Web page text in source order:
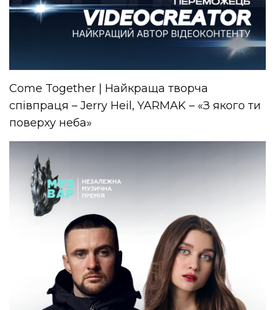
Come Together | Найкраща творча
співпраця – Jerry Heil, YARMAK – «З якого ти
поверху неба»